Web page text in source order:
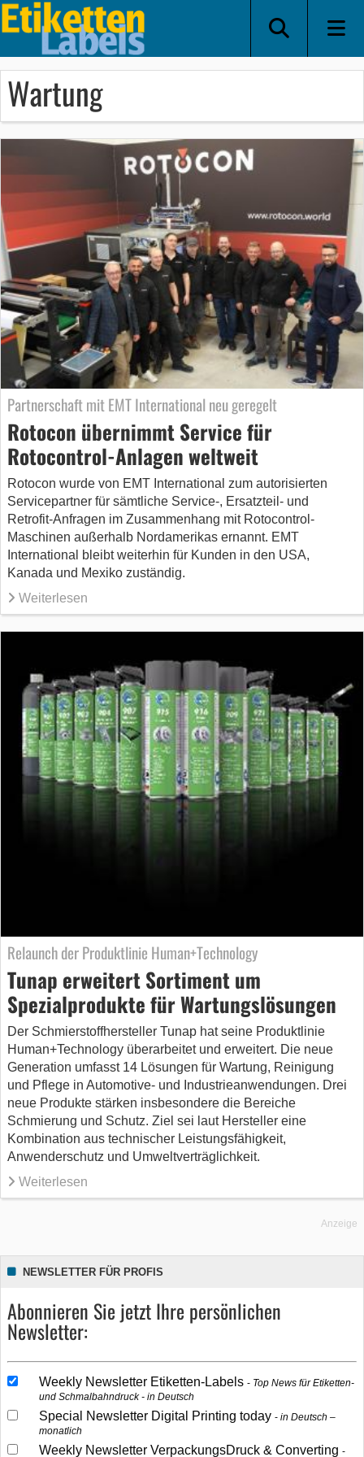
Wartung
Partnerschaft mit EMT International neu geregelt
Rotocon übernimmt Service für
Rotocontrol-Anlagen weltweit
Rotocon wurde von EMT International zum autorisierten
Servicepartner für sämtliche Service-, Ersatzteil- und
Retrofit-Anfragen im Zusammenhang mit Rotocontrol-
Maschinen außerhalb Nordamerikas ernannt. EMT
International bleibt weiterhin für Kunden in den USA,
Kanada und Mexiko zuständig.
Weiterlesen
Relaunch der Produktlinie Human+Technology
Tunap erweitert Sortiment um
Spezialprodukte für Wartungslösungen
Der Schmierstoffhersteller Tunap hat seine Produktlinie
Human+Technology überarbeitet und erweitert. Die neue
Generation umfasst 14 Lösungen für Wartung, Reinigung
und Pflege in Automotive- und Industrieanwendungen. Drei
neue Produkte stärken insbesondere die Bereiche
Schmierung und Schutz. Ziel sei laut Hersteller eine
Kombination aus technischer Leistungsfähigkeit,
Anwenderschutz und Umweltverträglichkeit.
Weiterlesen
Anzeige
NEWSLETTER FÜR PROFIS
Abonnieren Sie jetzt Ihre persönlichen
Newsletter:
Weekly Newsletter Etiketten-Labels
Top News für Etiketten-
und Schmalbahndruck - in Deutsch
Special Newsletter Digital Printing today
in Deutsch –
monatlich
Weekly Newsletter VerpackungsDruck & Converting